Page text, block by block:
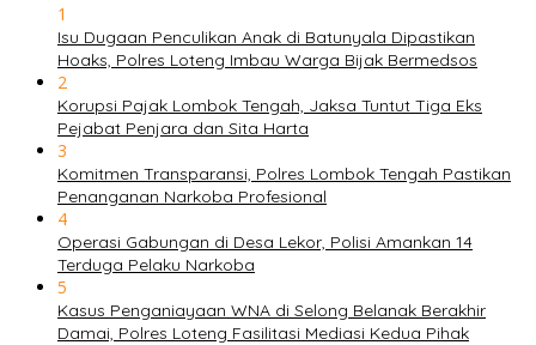
1
Isu Dugaan Penculikan Anak di Batunyala Dipastikan
Hoaks, Polres Loteng Imbau Warga Bijak Bermedsos
2
Korupsi Pajak Lombok Tengah, Jaksa Tuntut Tiga Eks
Pejabat Penjara dan Sita Harta
3
Komitmen Transparansi, Polres Lombok Tengah Pastikan
Penanganan Narkoba Profesional
4
Operasi Gabungan di Desa Lekor, Polisi Amankan 14
Terduga Pelaku Narkoba
5
Kasus Penganiayaan WNA di Selong Belanak Berakhir
Damai, Polres Loteng Fasilitasi Mediasi Kedua Pihak